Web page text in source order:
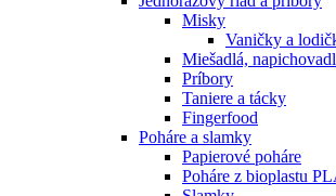
Misky
Vaničky a
Miešadlá,
Príbory
Taniere a tácky
Fingerfood
Poháre a slamky
Papierové poháre
Poháre z bioplastu